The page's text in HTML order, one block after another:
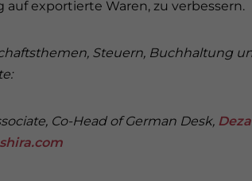
exportierte Waren, zu verbessern.
Steuern, Buchhaltung
Co-Head of German Desk,